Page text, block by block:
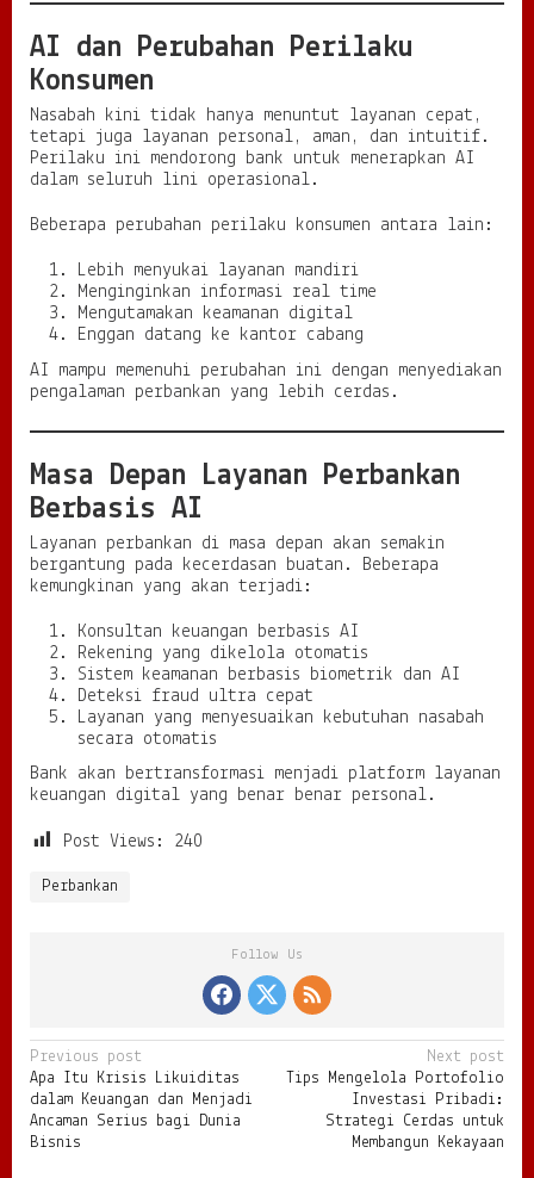
AI dan Perubahan Perilaku
Konsumen
Nasabah kini tidak hanya menuntut layanan cepat,
tetapi juga layanan personal, aman, dan intuitif.
Perilaku ini mendorong bank untuk menerapkan AI
dalam seluruh lini operasional.
Beberapa perubahan perilaku konsumen antara lain:
Lebih menyukai layanan mandiri
Menginginkan informasi real time
Mengutamakan keamanan digital
Enggan datang ke kantor cabang
AI mampu memenuhi perubahan ini dengan menyediakan
pengalaman perbankan yang lebih cerdas.
Masa Depan Layanan Perbankan
Berbasis AI
Layanan perbankan di masa depan akan semakin
bergantung pada kecerdasan buatan. Beberapa
kemungkinan yang akan terjadi:
Konsultan keuangan berbasis AI
Rekening yang dikelola otomatis
Sistem keamanan berbasis biometrik dan AI
Deteksi fraud ultra cepat
Layanan yang menyesuaikan kebutuhan nasabah
secara otomatis
Bank akan bertransformasi menjadi platform layanan
keuangan digital yang benar benar personal.
Post Views: 240
Perbankan
Follow Us
P
o
s
Previous post
Apa Itu Krisis Likuiditas
dalam Keuangan dan Menjadi
Ancaman Serius bagi Dunia
Bisnis
Next post
Tips Mengelola Portofolio
Investasi Pribadi:
Strategi Cerdas untuk
Membangun Kekayaan